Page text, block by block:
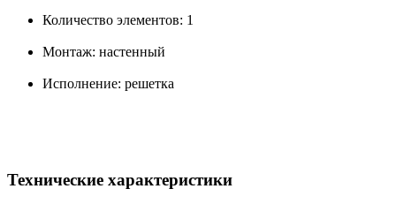
Количество элементов: 1
Монтаж: настенный
Исполнение: решетка
Технические характеристики